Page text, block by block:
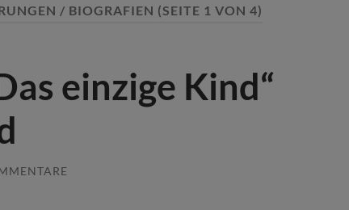
/ BIOGRAFIEN (SEITE 1 VON 4)
einzige Kind“